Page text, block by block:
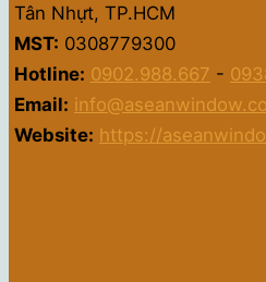
Tân Nhựt, TP.HCM
MST: 0308779300
Hotline: 0902.988.667 -
Email:
Website: https://